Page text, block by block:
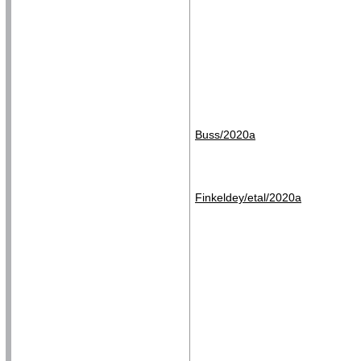
Buss/2020a
Finkeldey/etal/2020a